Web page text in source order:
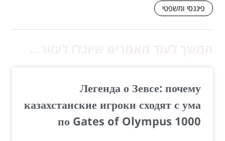
פיננסי ומשפטי
Легенда о Зевсе: почему
казахстанские игроки сходят с ума
по Gates of Olympus 1000